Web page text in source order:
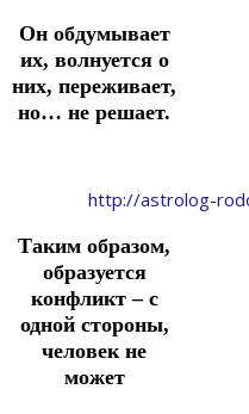
Он обдумывает
их, волнуется о
них, переживает,
но… не решает.
http://astrolog-
Таким образом,
образуется
конфликт – с
одной стороны,
человек не
может